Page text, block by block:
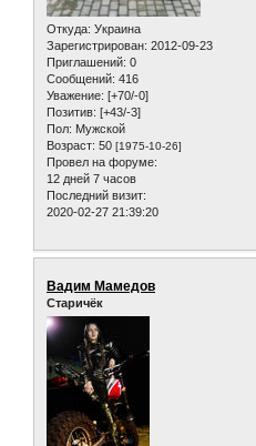
Откуда: Украина
Зарегистрирован: 2012-09-23
Приглашений: 0
Сообщений: 416
Уважение: [+70/-0]
Позитив: [+43/-3]
Пол: Мужской
Возраст: 50 [1975-10-26]
Провел на форуме:
12 дней 7 часов
Последний визит:
2020-02-27 21:39:20
Вадим Мамедов
Старичёк